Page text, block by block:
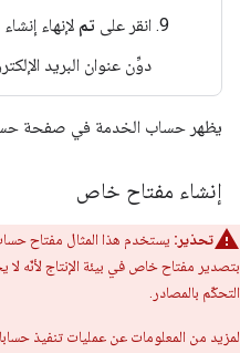
انقر على تم لإنهاء
دوِّن عنوان البريد
يظهر حساب الخدمة في صفحة
إنشاء مفتاح خاص
تحذير: يستخدم هذا المثال مفتاح
بتصدير مفتاح خاص في بيئة الإنتاج لأنّه
التحكّم بالمصادر.
لمزيد من المعلومات عن عمليات تنفيذ